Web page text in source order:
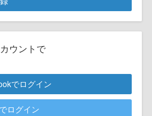
ウントで
でログイン
ログイン